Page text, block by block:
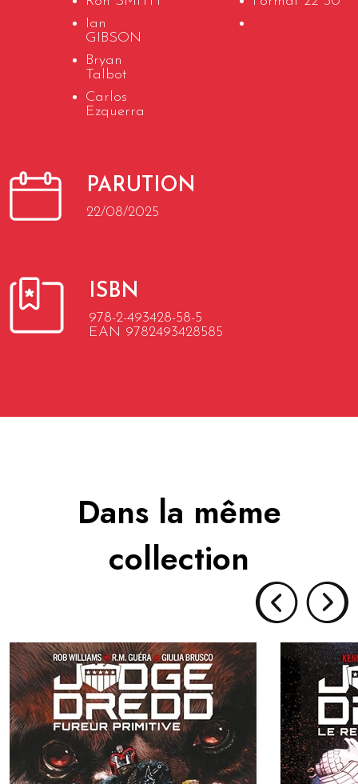
Ian
GIBSON
Bryan
Talbot
Carlos
Ezquerra
PARUTION
22/08/2025
ISBN
978-2-493428-58-5
EAN 9782493428585
Dans la même
collection
JUDGE DREDD, FUREUR PRIMITIVE
Collection :
Genre :
Parution :